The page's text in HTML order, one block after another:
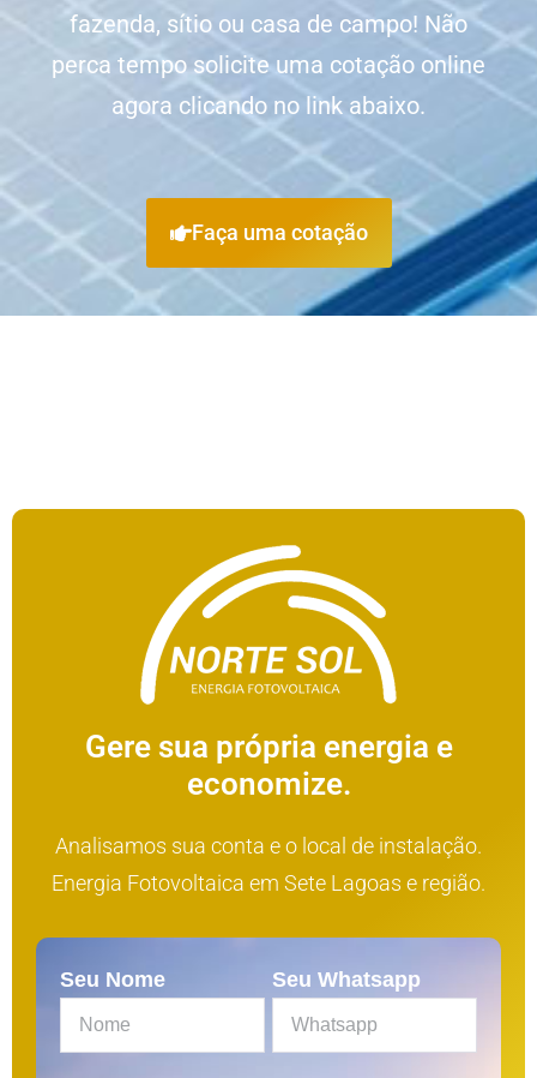
fazenda, sítio ou casa de campo! Não
perca tempo solicite uma cotação online
agora clicando no link abaixo.
Faça uma cotação
Gere sua própria energia e
economize.
Analisamos sua conta e o local de instalação.
Energia Fotovoltaica em Sete Lagoas e região.
Seu Nome Seu Whatsapp